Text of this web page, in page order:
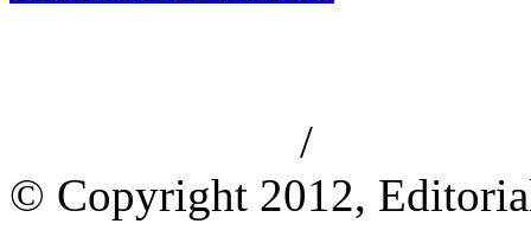
/
© Copyright 2012,